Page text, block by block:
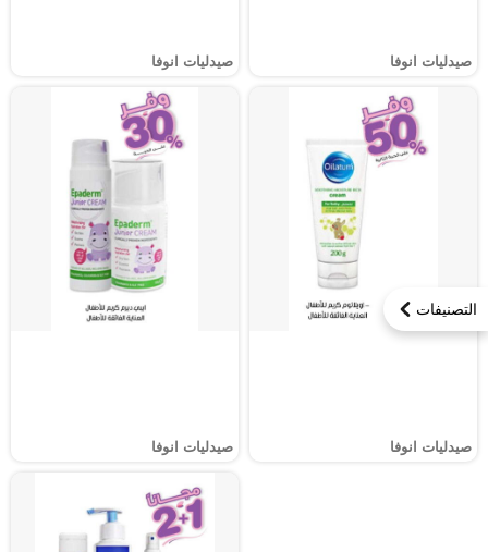
التصنيفات
صيدليات انوفا صيدليات انوفا
صيدليات انوفا صيدليات انوفا